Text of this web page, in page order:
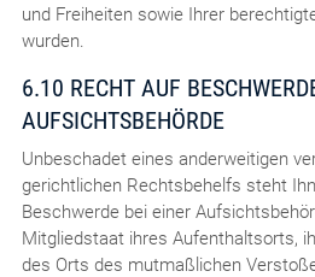
und Freiheiten sowie Ihrer
wurden.
6.10 RECHT AUF
AUFSICHTSBEHÖRDE
Unbeschadet eines anderweitigen
gerichtlichen Rechtsbehelfs steht
Beschwerde bei einer
Mitgliedstaat ihres Aufenthaltsorts,
des Orts des mutmaßlichen